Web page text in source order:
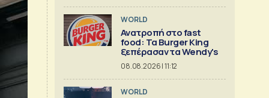
WORLD
Ανατροπή στο fast
food: Τα Burger King
ξεπέρασαν τα Wendy's
08.08.2026 | 11:12
WORLD